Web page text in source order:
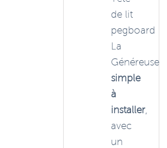
de lit
pegboard
La
Généreuse
simple
à
installer,
avec
un